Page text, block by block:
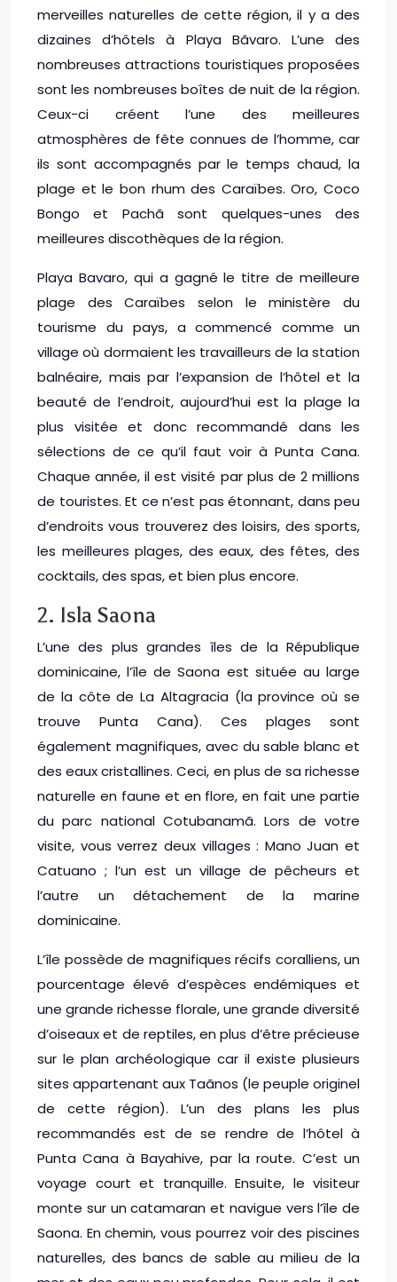
merveilles naturelles de cette région, il y a des
dizaines d’hôtels à Playa Bãvaro. L’une des
nombreuses attractions touristiques proposées
sont les nombreuses boîtes de nuit de la région.
Ceux-ci créent l’une des meilleures
atmosphères de fête connues de l’homme, car
ils sont accompagnés par le temps chaud, la
plage et le bon rhum des Caraïbes. Oro, Coco
Bongo et Pachã sont quelques-unes des
meilleures discothèques de la région.
Playa Bavaro, qui a gagné le titre de meilleure
plage des Caraïbes selon le ministère du
tourisme du pays, a commencé comme un
village où dormaient les travailleurs de la station
balnéaire, mais par l’expansion de l’hôtel et la
beauté de l’endroit, aujourd’hui est la plage la
plus visitée et donc recommandé dans les
sélections de ce qu’il faut voir à Punta Cana.
Chaque année, il est visité par plus de 2 millions
de touristes. Et ce n’est pas étonnant, dans peu
d’endroits vous trouverez des loisirs, des sports,
les meilleures plages, des eaux, des fêtes, des
cocktails, des spas, et bien plus encore.
2. Isla Saona
L’une des plus grandes îles de la République
dominicaine, l’île de Saona est située au large
de la côte de La Altagracia (la province où se
trouve Punta Cana). Ces plages sont
également magnifiques, avec du sable blanc et
des eaux cristallines. Ceci, en plus de sa richesse
naturelle en faune et en flore, en fait une partie
du parc national Cotubanamã. Lors de votre
visite, vous verrez deux villages : Mano Juan et
Catuano ; l’un est un village de pêcheurs et
l’autre un détachement de la marine
dominicaine.
L’île possède de magnifiques récifs coralliens, un
pourcentage élevé d’espèces endémiques et
une grande richesse florale, une grande diversité
d’oiseaux et de reptiles, en plus d’être précieuse
sur le plan archéologique car il existe plusieurs
sites appartenant aux Taãnos (le peuple originel
de cette région). L’un des plans les plus
recommandés est de se rendre de l’hôtel à
Punta Cana à Bayahive, par la route. C’est un
voyage court et tranquille. Ensuite, le visiteur
monte sur un catamaran et navigue vers l’île de
Saona. En chemin, vous pourrez voir des piscines
naturelles, des bancs de sable au milieu de la